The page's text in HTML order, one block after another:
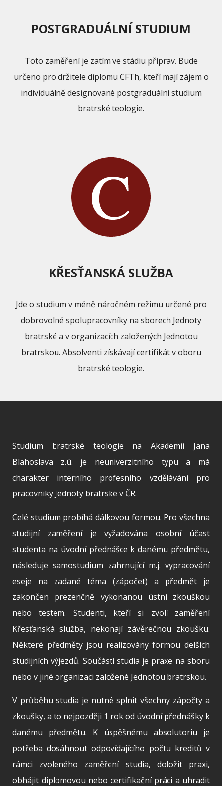
POSTGRADUÁLNÍ STUDIUM
Toto zaměření je zatím ve stádiu příprav. Bude
určeno pro držitele diplomu CFTh, kteří mají zájem o
individuálně designované postgraduální studium
bratrské teologie.
KŘESŤANSKÁ SLUŽBA
Jde o studium v méně náročném režimu určené pro
dobrovolné spolupracovníky na sborech Jednoty
bratrské a v organizacích založených Jednotou
bratrskou. Absolventi získávají certifikát v oboru
bratrské teologie.
Studium bratrské teologie na Akademii Jana
Blahoslava z.ú. je neuniverzitního typu a má
charakter interního profesního vzdělávání pro
pracovníky Jednoty bratrské v ČR.
Celé studium probíhá dálkovou formou. Pro všechna
studijní zaměření je vyžadována osobní účast
studenta na úvodní přednášce k danému předmětu,
následuje samostudium zahrnující m.j. vypracování
eseje na zadané téma (zápočet) a předmět je
zakončen prezenčně vykonanou ústní zkouškou
nebo testem. Studenti, kteří si zvolí zaměření
Křesťanská služba, nekonají závěrečnou zkoušku.
Některé předměty jsou realizovány formou delších
studijních výjezdů. Součástí studia je praxe na sboru
nebo v jiné organizaci založené Jednotou bratrskou.
V průběhu studia je nutné splnit všechny zápočty a
zkoušky, a to nejpozději 1 rok od úvodní přednášky k
danému předmětu. K úspěšnému absolutoriu je
potřeba dosáhnout odpovídajícího počtu kreditů v
rámci zvoleného zaměření studia, doložit praxi,
obhájit diplomovou nebo certifikační práci a uhradit